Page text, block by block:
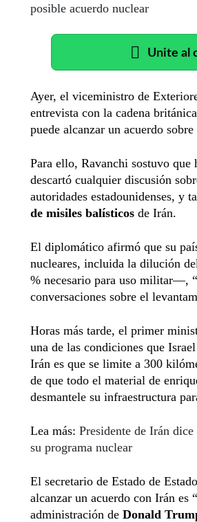
posible acuerdo nuclear
Unite al
Ayer, el viceministro de
entrevista con la cadena británica
puede alcanzar un acuerdo
Para ello, Ravanchi sostuvo que
descartó cualquier discusión
autoridades estadounidenses, y
de misiles balísticos de Irán.
El diplomático afirmó que su
nucleares, incluida la dilución
% necesario para uso militar—,
conversaciones sobre el
Horas más tarde, el primer
una de las condiciones que
Irán es que se limite a 300
de que todo el material de
desmantele su infraestructura
Lea más: Presidente de Irán
su programa nuclear
El secretario de Estado de
alcanzar un acuerdo con Irán
administración de Donald